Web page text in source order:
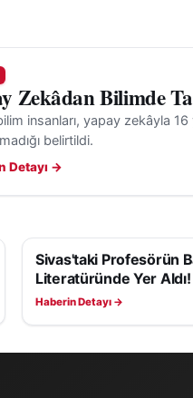
Zekâdan Bilimde
insanları, yapay zekâyla
belirtildi.
Detayı →
SAĞLIK
Sivas'taki Profesörün
Literatüründe Yer Aldı!
Haberin Detayı →